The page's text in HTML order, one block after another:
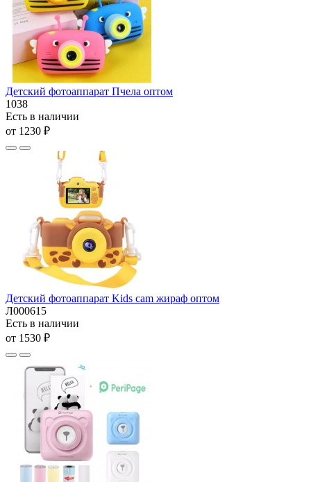
Детский фотоаппарат Пчела оптом
1038
Есть в наличии
от 1230 ₽
Детский фотоаппарат Kids cam жираф оптом
Л000615
Есть в наличии
от 1530 ₽